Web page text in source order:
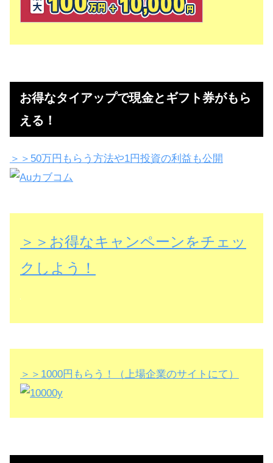
お得なタイアップで現金とギフト券がもら
える！
＞＞50万円もらう方法や1円投資の利益も公開
＞＞お得なキャンペーンをチェッ
クしよう！